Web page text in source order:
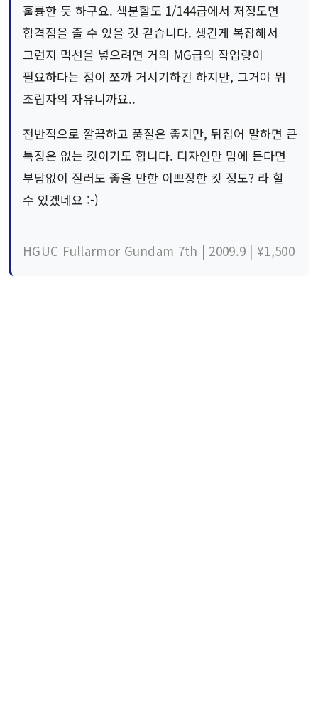
훌륭한 듯 하구요. 색분할도 1/144급에서 저정도면
합격점을 줄 수 있을 것 같습니다. 생긴게 복잡해서
그런지 먹선을 넣으려면 거의 MG급의 작업량이
필요하다는 점이 쪼까 거시기하긴 하지만, 그거야 뭐
조립자의 자유니까요..
전반적으로 깔끔하고 품질은 좋지만, 뒤집어 말하면 큰
특징은 없는 킷이기도 합니다. 디자인만 맘에 든다면
부담없이 질러도 좋을 만한 이쁘장한 킷 정도? 라 할
수 있겠네요 :-)
HGUC Fullarmor Gundam 7th | 2009.9 | ¥1,500